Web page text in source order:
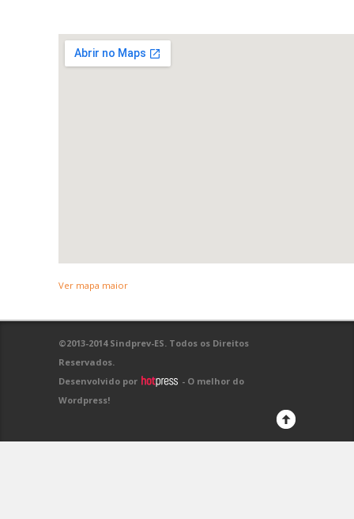
Ver mapa maior
©2013-2014 Sindprev-ES. Todos os Direitos
Reservados.
Desenvolvido por
- O melhor do
Wordpress!